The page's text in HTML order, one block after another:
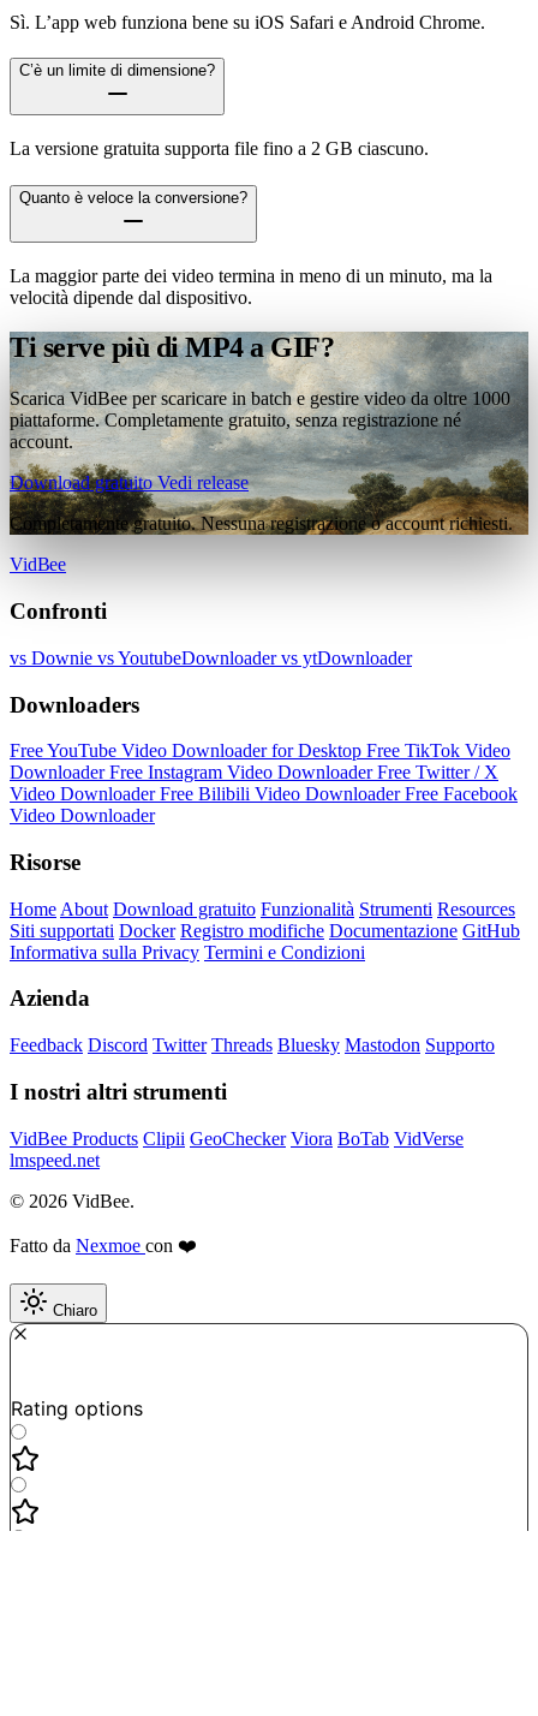
Sì. L’app web funziona bene su iOS Safari e Android Chrome.
C’è un limite di dimensione?
La versione gratuita supporta file fino a 2 GB ciascuno.
Quanto è veloce la conversione?
La maggior parte dei video termina in meno di un minuto, ma la
velocità dipende dal dispositivo.
Ti serve più di MP4 a GIF?
Scarica VidBee per scaricare in batch e gestire video da oltre 1000
piattaforme. Completamente gratuito, senza registrazione né
account.
Download gratuitoVedi release
Completamente gratuito. Nessuna registrazione o account richiesti.
VidBee
Confronti
vs Downie vs YoutubeDownloadervs ytDownloader
Downloaders
Free YouTube Video Downloader for Desktop Free TikTok Video
DownloaderFree Instagram Video DownloaderFree Twitter / X
Video DownloaderFree Bilibili Video DownloaderFree Facebook
Video Downloader
Risorse
Home About Download gratuito Funzionalità Strumenti Resources
Siti supportati Docker Registro modifiche Documentazione GitHub
Informativa sulla Privacy Termini e Condizioni
Azienda
Feedback Discord Twitter Threads Bluesky Mastodon Supporto
I nostri altri strumenti
VidBee Products Clipii GeoChecker Viora BoTab VidVerse
lmspeed.net
© 2026 VidBee.
Fatto da Nexmoe con ❤️
Chiaro
Rating options